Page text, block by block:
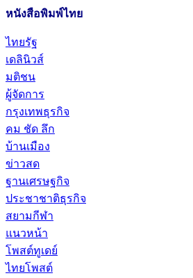
หนังสือพิมพ์ไทย
ไทยรัฐ
เดลินิวส์
มติชน
ผู้จัดการ
กรุงเทพธุรกิจ
คม ชัด ลึก
บ้านเมือง
ข่าวสด
ฐานเศรษฐกิจ
ประชาชาติธุรกิจ
สยามกีฬา
แนวหน้า
โพสต์ทูเดย์
ไทยโพสต์